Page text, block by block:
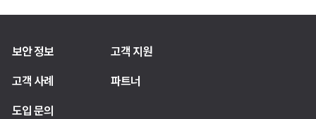
보안 정보
고객 사례
도입 문의
고객 지원
파트너